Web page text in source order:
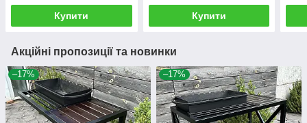
Купити Купити
Акційні пропозиції та новинки
–17% –17%